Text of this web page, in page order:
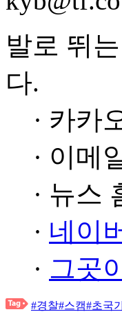
발로 뛰
다.
· 카카
· 이메
· 뉴스
· 네이
· 그곳
#경찰#스캠#초국